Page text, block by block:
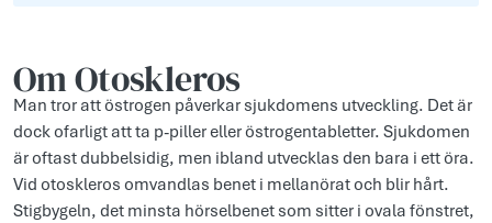
Om Otoskleros
Man tror att östrogen påverkar sjukdomens utveckling. Det är
dock ofarligt att ta p-piller eller östrogentabletter. Sjukdomen
är oftast dubbelsidig, men ibland utvecklas den bara i ett öra.
Vid otoskleros omvandlas benet i mellanörat och blir hårt.
Stigbygeln, det minsta hörselbenet som sitter i ovala fönstret,